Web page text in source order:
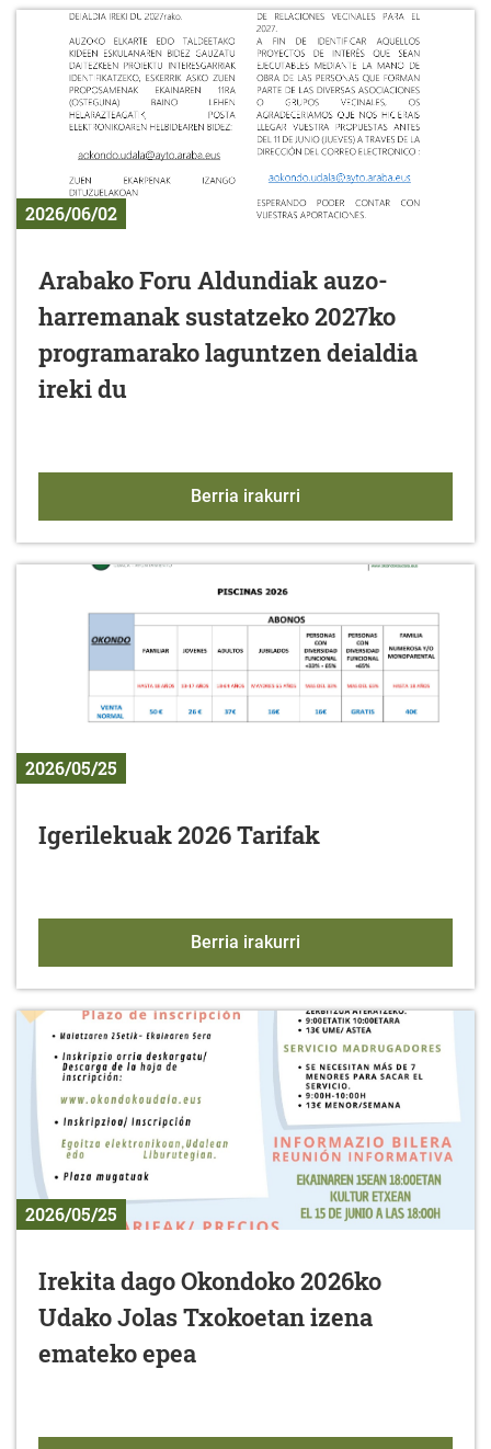
2026/06/02
Arabako Foru Aldundiak auzo-
harremanak sustatzeko 2027ko
programarako laguntzen deialdia
ireki du
Berria irakurri
2026/05/25
Igerilekuak 2026 Tarifak
Berria irakurri
2026/05/25
Irekita dago Okondoko 2026ko
Udako Jolas Txokoetan izena
emateko epea